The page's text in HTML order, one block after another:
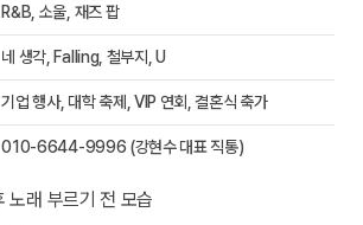
R&B, 소울, 재즈 팝
네 생각, Falling, 철부지, U
기업 행사, 대학 축제, VIP 연회, 결혼식 축가
010-6644-9996 (강현수 대표 직통)